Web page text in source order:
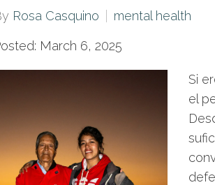
Rosa Casquino mental health
March 6, 2025
Si
el